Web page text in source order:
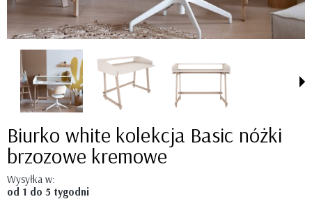
Biurko white kolekcja Basic nóżki
brzozowe kremowe
Wysyłka w:
od 1 do 5 tygodni